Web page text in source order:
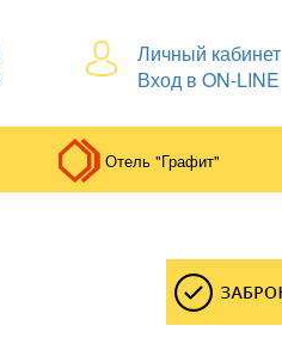
Личный кабинет
Вход в ON-LINE
Отель "Графит"